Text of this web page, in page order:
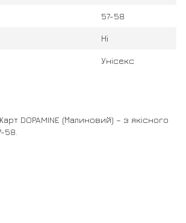
57-58
Ні
Унісекс
DOPAMINE (Малиновий) – з якісного
58.